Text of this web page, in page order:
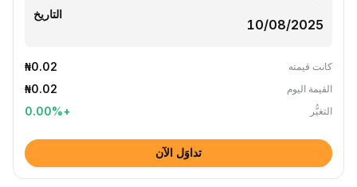
التاريخ
كانت قيمته ₦0.02
القيمة اليوم ₦0.02
التغيُّر +
0.00%
تداوَل الآن